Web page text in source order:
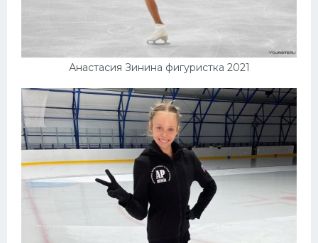
Анастасия Зинина фигуристка 2021